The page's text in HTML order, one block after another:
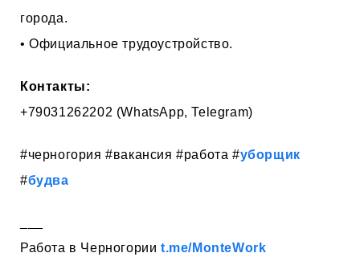
города.
• Официальное трудоустройство.
Контакты:
+79031262202 (WhatsApp, Telegram)
#черногория #вакансия #работа #уборщик
#будва
Работа в Черногории t.me/MonteWork